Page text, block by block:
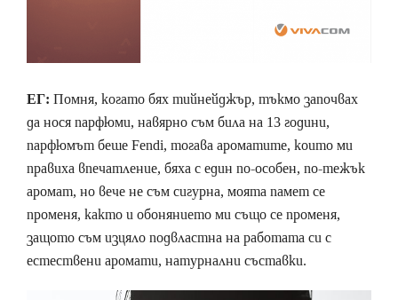
ЕГ: Помня, когато бях тийнейджър, тъкмо започвах
да нося парфюми, навярно съм била на 13 години,
парфюмът беше Fendi, тогава ароматите, които ми
правиха впечатление, бяха с един по-особен, по-тежък
аромат, но вече не съм сигурна, моята памет се
променя, както и обонянието ми също се променя,
защото съм изцяло подвластна на работата си с
естествени аромати, натурнални съставки.